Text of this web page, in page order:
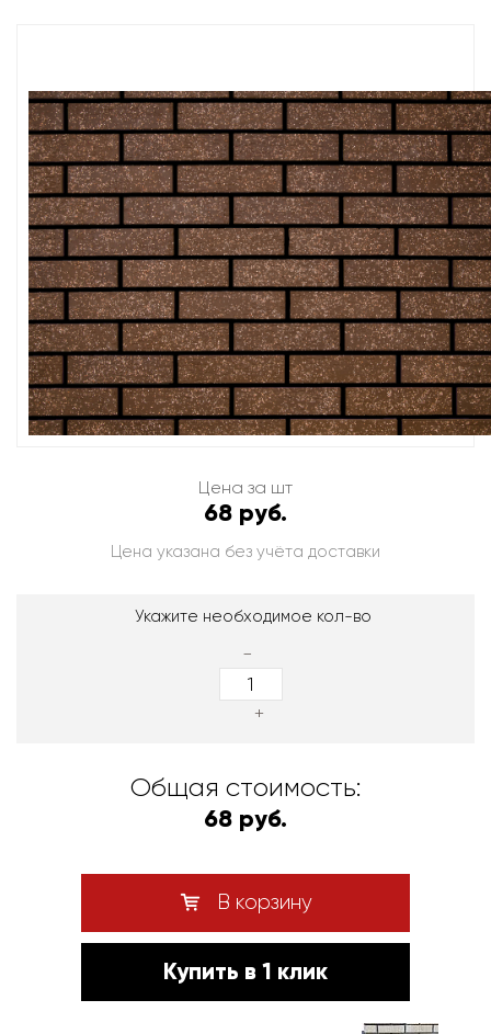
Цена за шт
68 руб.
Цена указана без учёта доставки
Укажите необходимое кол-во
-
+
Общая стоимость:
68 руб.
В корзину
Купить в 1 клик